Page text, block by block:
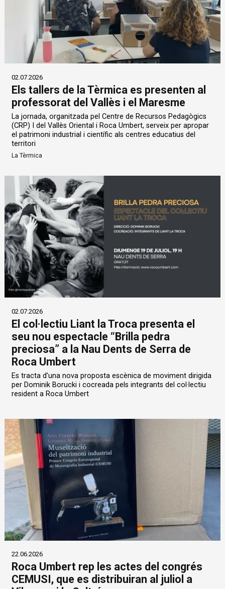
02.07.2026
Els tallers de la Tèrmica es presenten al
professorat del Vallès i el Maresme
La jornada, organitzada pel Centre de Recursos Pedagògics
(CRP) I del Vallès Oriental i Roca Umbert, serveix per apropar
el patrimoni industrial i científic als centres educatius del
territori
La Tèrmica
02.07.2026
El col·lectiu Liant la Troca presenta el
seu nou espectacle “Brilla pedra
preciosa” a la Nau Dents de Serra de
Roca Umbert
Es tracta d’una nova proposta escènica de moviment dirigida
per Dominik Borucki i cocreada pels integrants del col·lectiu
resident a Roca Umbert
22.06.2026
Roca Umbert rep les actes del congrés
CEMUSI, que es distribuiran al juliol a